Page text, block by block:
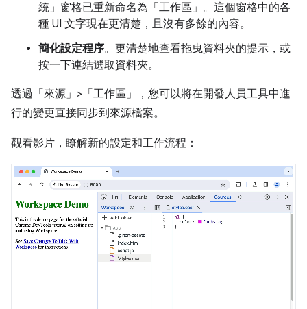
統」窗格已重新命名為「工作區」。 這個窗格中的各
種 UI 文字現在更清楚，且沒有多餘的內容。
簡化設定程序。更清楚地查看拖曳資料夾的提示，或
按一下連結選取資料夾。
透過「來源」>「工作區」
，您可以將在開發人員工具中進
行的變更直接同步到來源檔案。
觀看影片，瞭解新的設定和工作流程：